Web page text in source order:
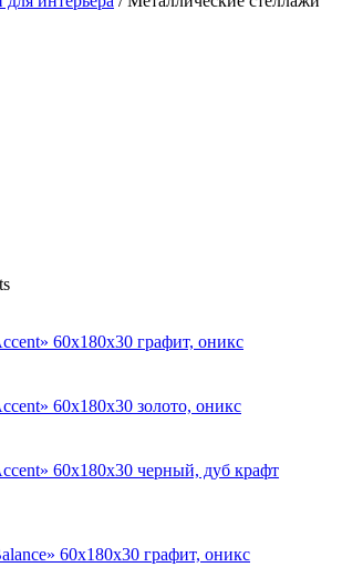
60х180х30 графит, оникс
60х180х30 золото, оникс
60х180х30 черный, дуб крафт
60х180х30 графит, оникс